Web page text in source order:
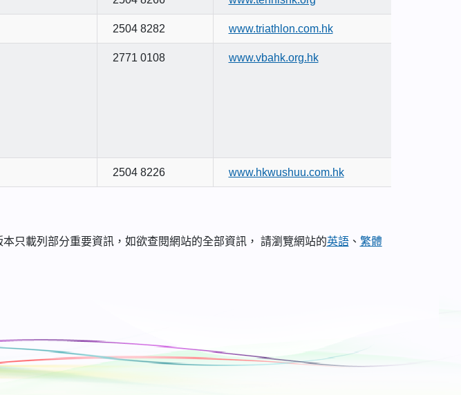
2504 8282 www.triathlon.com.hk
2771 0108 www.vbahk.org.hk
2504 8226 www.hkwushuu.com.hk
只載列部分重要資訊，如欲查閱網站的全部資訊， 請瀏覽網站的英語、 繁體